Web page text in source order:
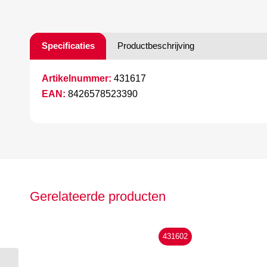
Specificaties Productbeschrijving
Artikelnummer: 431617
EAN: 8426578523390
Gerelateerde producten
431602